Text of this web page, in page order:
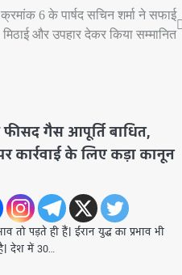
क्रमांक 6 के पार्षद सचिन शर्मा ने सफाई
मिठाई और उपहार देकर किया सम्मानित
गैस आपूर्ति बाधित,
कार्रवाई के लिए कड़ा कानून
तो पड़ते ही हैं। ईरान युद्ध का प्रभाव भी
देश में 30…